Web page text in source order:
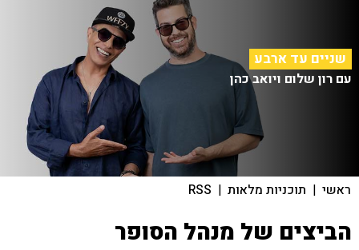
שניים עד ארבע
עם רון שלום ויואב כהן
ראשי | תוכניות מלאות |
RSS
הביצים של מנהל הסופר